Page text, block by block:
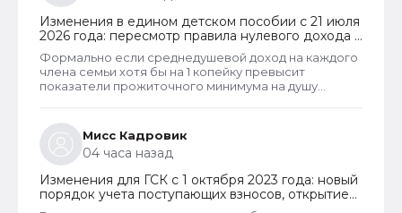
решение суда, то алименты рассчитывают в
фактическом размере. То есть, в том размере,
который указан судом.
Изменения в едином детском пособии с 21 июля
2026 года: пересмотр правила нулевого дохода и
новый порядок оформления пособий по месту
пребывания
Формально если среднедушевой доход на каждого
члена семьи хотя бы на 1 копейку превысит
показатели прожиточного минимума на душу
сожалению, оспорить уже не удастся. Исключение
из этого правила сделано только для многодетных
семей. При незначительном превышении доходов
таким семьям теперь не отказывают в выплате.
Мисс Кадровик
04 часа назад
Изменения для ГСК с 1 октября 2023 года: новый
порядок учета поступающих взносов, открытие
расчетных счетов и переход на применение